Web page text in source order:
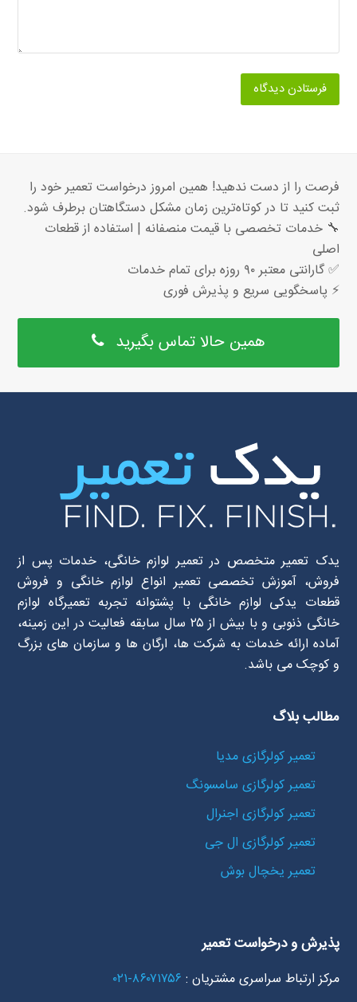
فرصت را از دست ندهید! همین امروز درخواست تعمیر خود را
ثبت کنید تا در کوتاه‌ترین زمان مشکل دستگاهتان برطرف شود.
🔧 خدمات تخصصی با قیمت منصفانه | استفاده از قطعات
اصلی
✅ گارانتی معتبر ۹۰ روزه برای تمام خدمات
⚡ پاسخگویی سریع و پذیرش فوری
همین حالا تماس بگیرید
یدک تعمیر متخصص در تعمیر لوازم خانگی، خدمات پس از
فروش، آموزش تخصصی تعمیر انواع لوازم خانگی و فروش
قطعات یدکی لوازم خانگی با پشتوانه تجربه تعمیرگاه لوازم
خانگی ذنوبی و با بیش از ۲۵ سال سابقه فعالیت در این زمینه،
آماده ارائه خدمات به شرکت ها، ارگان ها و سازمان های بزرگ
و کوچک می باشد.
مطالب بلاگ
تعمیر کولرگازی مدیا
تعمیر کولرگازی سامسونگ
تعمیر کولرگازی اجنرال
تعمیر کولرگازی ال جی
تعمیر یخچال بوش
پذیرش و درخواست تعمیر
مرکز ارتباط سراسری مشتریان : ۸۶۰۷۱۷۵۶-۰۲۱